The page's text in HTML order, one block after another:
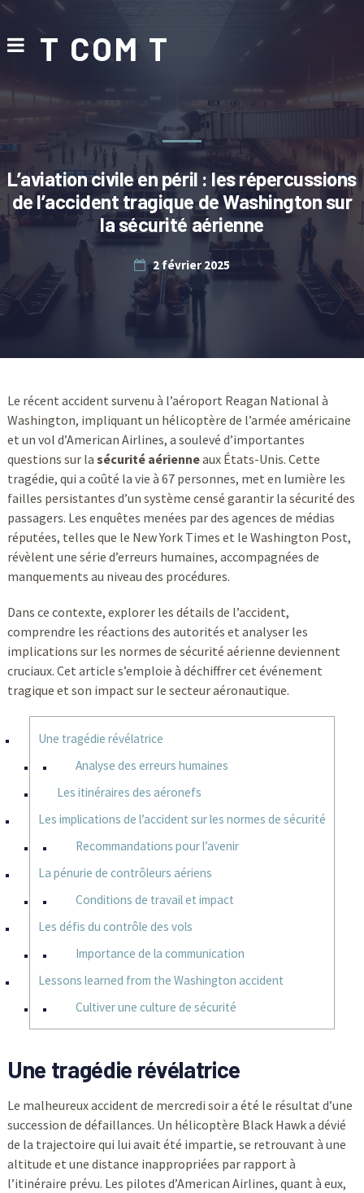
T COM T
L’aviation civile en péril : les répercussions
de l’accident tragique de Washington sur
la sécurité aérienne
2 février 2025
Le récent accident survenu à l’aéroport Reagan National à
Washington, impliquant un hélicoptère de l’armée américaine
et un vol d’American Airlines, a soulevé d’importantes
questions sur la sécurité aérienneaux États-Unis. Cette
tragédie, qui a coûté la vie à 67 personnes, met en lumière les
failles persistantes d’un système censé garantir la sécurité des
passagers. Les enquêtes menées par des agences de médias
réputées, telles que le New York Times et le Washington Post,
révèlent une série d’erreurs humaines, accompagnées de
manquements au niveau des procédures.
Dans ce contexte, explorer les détails de l’accident,
comprendre les réactions des autorités et analyser les
implications sur les normes de sécurité aérienne deviennent
cruciaux. Cet article s’emploie à déchiffrer cet événement
tragique et son impact sur le secteur aéronautique.
Une tragédie révélatrice
Analyse des erreurs humaines
Les itinéraires des aéronefs
Les implications de l’accident sur les normes de sécurité
Recommandations pour l’avenir
La pénurie de contrôleurs aériens
Conditions de travail et impact
Les défis du contrôle des vols
Importance de la communication
Lessons learned from the Washington accident
Cultiver une culture de sécurité
Une tragédie révélatrice
Le malheureux accident de mercredi soir a été le résultat d’une
succession de défaillances. Un hélicoptère Black Hawk a dévié
de la trajectoire qui lui avait été impartie, se retrouvant à une
altitude et une distance inappropriées par rapport à
l’itinéraire prévu. Les pilotes d’American Airlines, quant à eux,